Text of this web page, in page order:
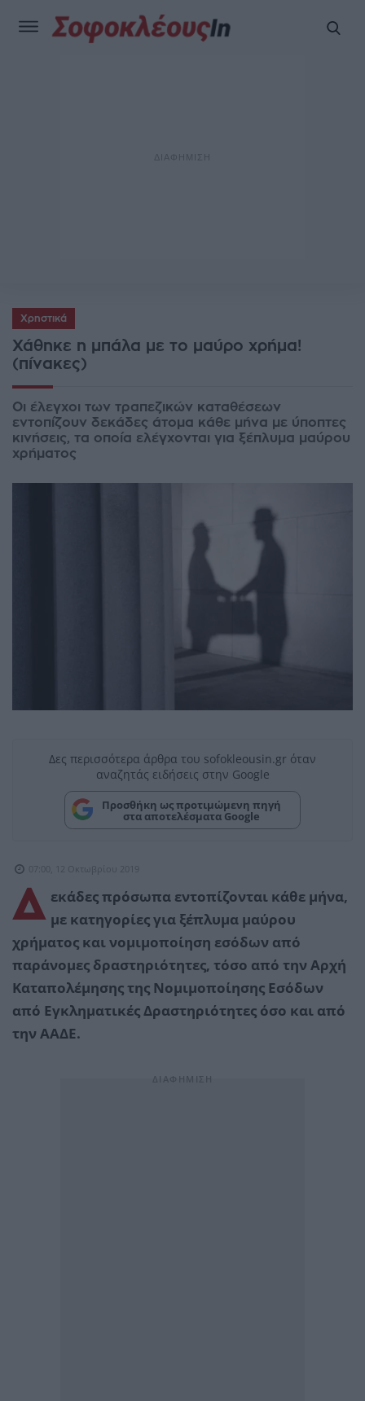
Χρηστικά
Χάθηκε η μπάλα με το μαύρο χρήμα!
(πίνακες)
Οι έλεγχοι των τραπεζικών καταθέσεων
εντοπίζουν δεκάδες άτομα κάθε μήνα με ύποπτες
κινήσεις, τα οποία ελέγχονται για ξέπλυμα μαύρου
χρήματος
Δες περισσότερα άρθρα του sofokleousin.gr όταν
αναζητάς ειδήσεις στην Google
Προσθήκη ως προτιμώμενη πηγή
στα αποτελέσματα Google
07:00, 12 Οκτωβρίου 2019
Δ εκάδες πρόσωπα εντοπίζονται κάθε μήνα,
με κατηγορίες για ξέπλυμα μαύρου
χρήματος και νομιμοποίηση εσόδων από
παράνομες δραστηριότητες, τόσο από την Αρχή
Καταπολέμησης της Νομιμοποίησης Εσόδων
από Εγκληματικές Δραστηριότητες όσο και από
την ΑΑΔΕ.